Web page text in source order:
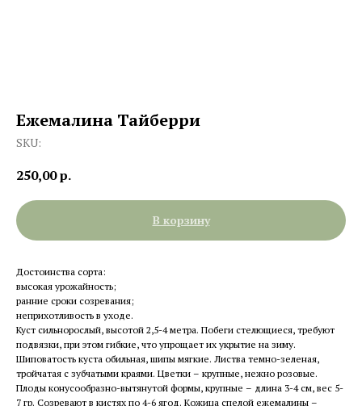
Ежемалина Тайберри
SKU:
250,00р.
В корзину
Достоинства сорта:
высокая урожайность;
ранние сроки созревания;
неприхотливость в уходе.
Куст сильнорослый, высотой 2,5-4 метра. Побеги стелющиеся, требуют
подвязки, при этом гибкие, что упрощает их укрытие на зиму.
Шиповатость куста обильная, шипы мягкие. Листва темно-зеленая,
тройчатая с зубчатыми краями. Цветки – крупные, нежно розовые.
Плоды конусообразно-вытянутой формы, крупные – длина 3-4 см, вес 5-
7 гр. Созревают в кистях по 4-6 ягод. Кожица спелой ежемалины –